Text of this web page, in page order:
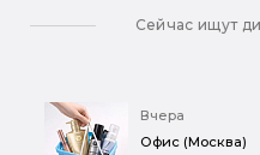
Сейчас ищут
Вчера
Офис (Москва)